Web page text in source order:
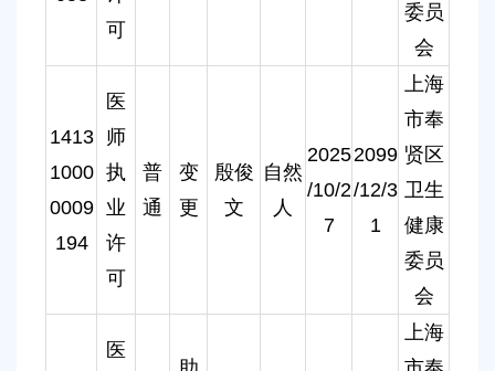
可
委员
会
1413
1000
0009
194
医
师
执
业
许
可
普
通
变
更
殷俊
文
自然
人
2025
/10/2
7
2099
/12/3
1
上海
市奉
贤区
卫生
健康
委员
会
医
上海